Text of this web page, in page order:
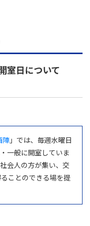
室日について
陣 」では、毎週水曜日
一般に開室していま
会人の方が集い、交
ことのできる場を提